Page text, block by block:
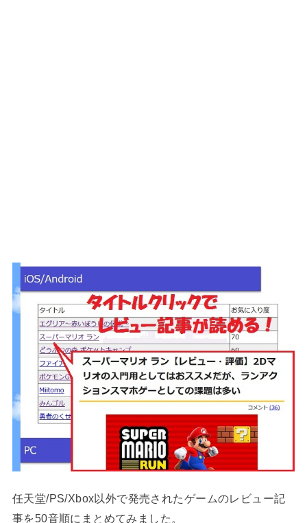
任天堂/PS/Xbox以外で発売されたゲームのレビュー記
事を50音順にまとめてみました。